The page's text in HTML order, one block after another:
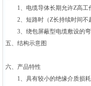
1、电缆导体长期允许Z高工
2、短路时（Z长持续时间不
3、绕包屏蔽型电缆敷设的弯
五、结构示意图
六、产品特性
1、具有较小的绝缘介质损耗